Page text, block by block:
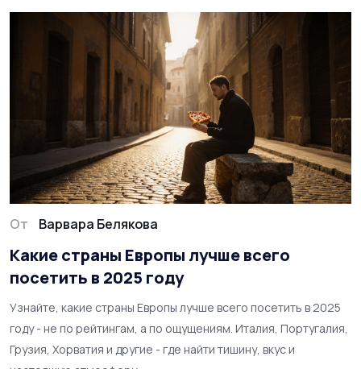
От Варвара Белякова
Какие страны Европы лучше всего
посетить в 2025 году
Узнайте, какие страны Европы лучше всего посетить в 2025
году - не по рейтингам, а по ощущениям. Италия, Португалия,
Грузия, Хорватия и другие - где найти тишину, вкус и